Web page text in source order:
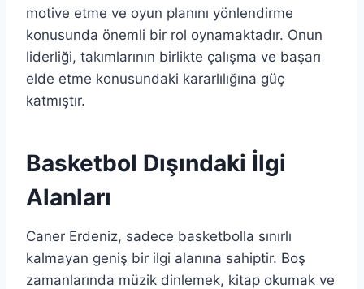
motive etme ve oyun planını yönlendirme
konusunda önemli bir rol oynamaktadır. Onun
liderliği, takımlarının birlikte çalışma ve başarı
elde etme konusundaki kararlılığına güç
katmıştır.
Basketbol Dışındaki İlgi
Alanları
Caner Erdeniz, sadece basketbolla sınırlı
kalmayan geniş bir ilgi alanına sahiptir. Boş
zamanlarında müzik dinlemek, kitap okumak ve